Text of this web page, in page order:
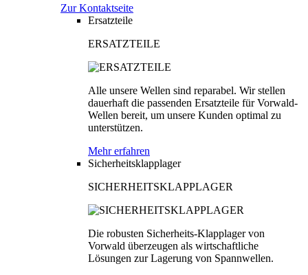
Zur Kontaktseite
Ersatzteile
ERSATZTEILE
Alle unsere Wellen sind reparabel. Wir stellen
dauerhaft die passenden Ersatzteile für Vorwald-
Wellen bereit, um unsere Kunden optimal zu
unterstützen.
Mehr erfahren
Sicherheitsklapplager
SICHERHEITSKLAPPLAGER
Die robusten Sicherheits-Klapplager von
Vorwald überzeugen als wirtschaftliche
Lösungen zur Lagerung von Spannwellen.